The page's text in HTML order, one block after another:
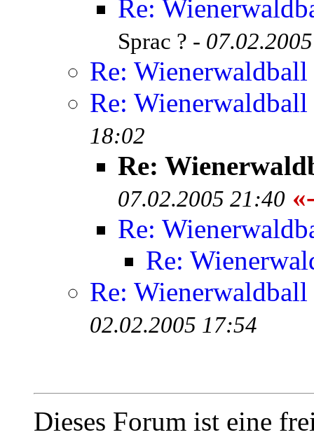
Re:
Sprac ? -
Re: Wienerwaldball
Re: Wienerwaldball
18:02
Re:
07.02.2005 21:40
Re:
Re:
Re: Wienerwaldball
02.02.2005 17:54
Dieses Forum ist eine